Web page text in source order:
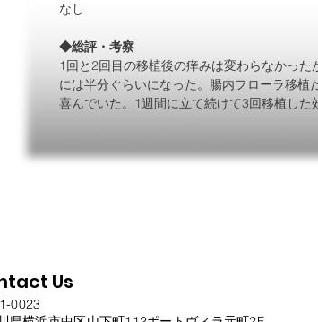
なし
◆総評・考察
1回と2回目の移植後の痒みは変わらなかっ
には半分ぐらいになった。腸内フローラ移
喜んでいた。1週間に立て続けて3回移植した
Us
0023